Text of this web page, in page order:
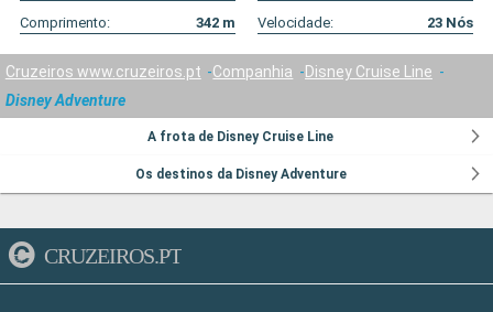
Comprimento:
342 m Velocidade: 23 Nós
Cruzeiros www.cruzeiros.pt Companhia
Disney Cruise Line
Disney Adventure
A frota de Disney Cruise Line
Os destinos da Disney Adventure
CRUZEIROS.PT